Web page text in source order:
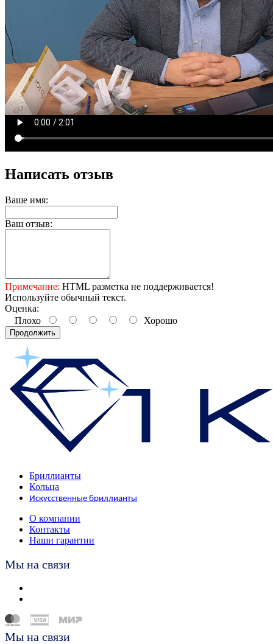
Написать отзыв
Ваше имя:
Ваш отзыв:
Примечание: HTML разметка не поддерживается!
Используйте обычный текст.
Оценка:
Плохо
Хорошо
Продолжить
Бриллианты
Кольца
Искусственные бриллианты
О компании
Контакты
Наши гарантии
Мы на связи
Мы на связи